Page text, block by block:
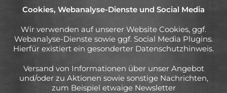
Cookies, Webanalyse-Dienste und Social Media
Wir verwenden auf unserer Website Cookies, ggf.
Webanalyse-Dienste sowie ggf. Social Media Plugins.
Hierfür existiert ein gesonderter Datenschutzhinweis.
Versand von Informationen über unser Angebot
und/oder zu Aktionen sowie sonstige Nachrichten,
zum Beispiel etwaige Newsletter